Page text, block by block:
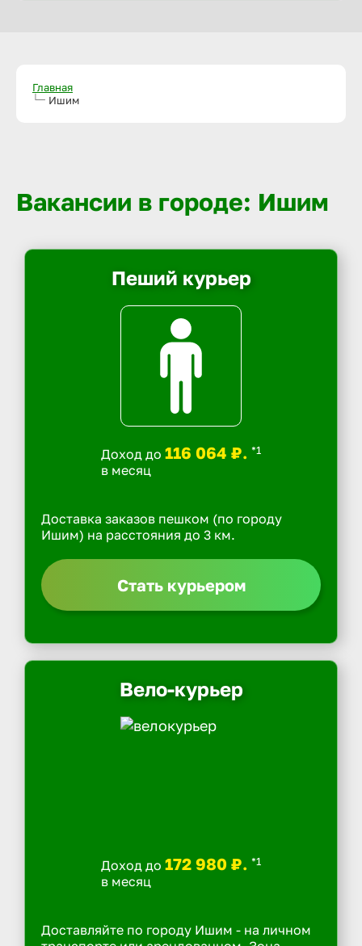
Главная
Ишим
Вакансии в городе: Ишим
Пеший курьер
Доход до 116 064 ₽. *1
в месяц
Доставка заказов пешком (по городу
Ишим) на расстояния до 3 км.
Стать курьером
Вело-курьер
Доход до 172 980 ₽. *1
в месяц
Доставляйте по городу Ишим - на личном